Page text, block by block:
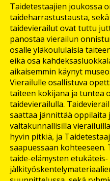
Taidetestaajien joukossa
taideharrastustausta,
taidevierailut ovat tuttu
panostaa vierailun
osalle yläkoululaisia
eikä osa
aikaisemmin käynyt
Vierailulle osallistuva
taiteen kokijana ja tuntea
taidevierailulla.
saattaa jännittää oppilaita
valtakunnallisilla
hyvin pitkiä, ja
saapuessaan
taide-elämysten etukäteis-